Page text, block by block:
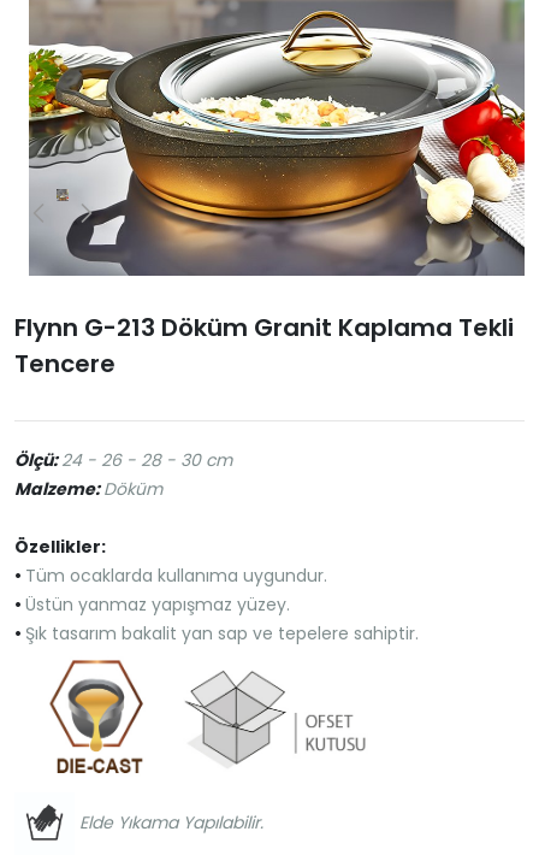
Flynn G-213 Döküm Granit Kaplama Tekli
Tencere
Ölçü:24 - 26 - 28 - 30 cm
Malzeme:Döküm
Özellikler:
• Tüm ocaklarda kullanıma uygundur.
• Üstün yanmaz yapışmaz yüzey.
• Şık tasarım bakalit yan sap ve tepelere sahiptir.
Elde Yıkama Yapılabilir.